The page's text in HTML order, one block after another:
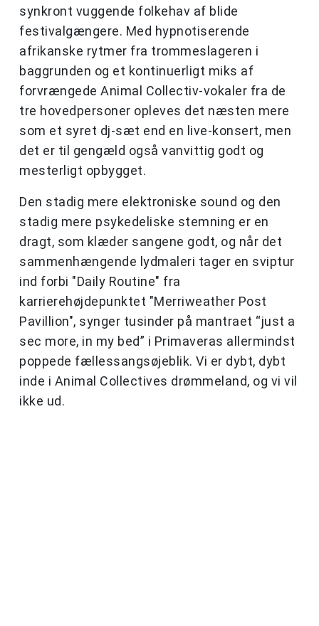
synkront vuggende folkehav af blide
festivalgængere. Med hypnotiserende
afrikanske rytmer fra trommeslageren i
baggrunden og et kontinuerligt miks af
forvrængede Animal Collectiv-vokaler fra de
tre hovedpersoner opleves det næsten mere
som et syret dj-sæt end en live-konsert, men
det er til gengæld også vanvittig godt og
mesterligt opbygget.
Den stadig mere elektroniske sound og den
stadig mere psykedeliske stemning er en
dragt, som klæder sangene godt, og når det
sammenhængende lydmaleri tager en sviptur
ind forbi "Daily Routine" fra
karrierehøjdepunktet "Merriweather Post
Pavillion", synger tusinder på mantraet “just a
sec more, in my bed” i Primaveras allermindst
poppede fællessangsøjeblik. Vi er dybt, dybt
inde i Animal Collectives drømmeland, og vi vil
ikke ud.